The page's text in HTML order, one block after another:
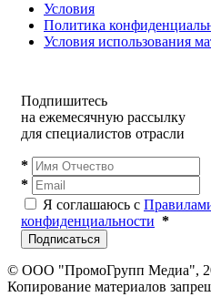
Условия
Политика
Условия использования
Подпишитесь
на ежемесячную рассылку
для специалистов отрасли
*
*
Я соглашаюсь с
конфиденциальности *
Подписаться
© ООО "ПромоГрупп Медиа",
Копирование материалов